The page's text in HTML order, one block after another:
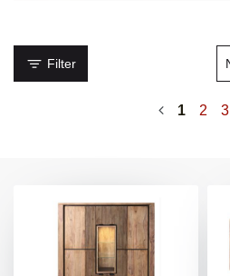
Filter
1 2 3